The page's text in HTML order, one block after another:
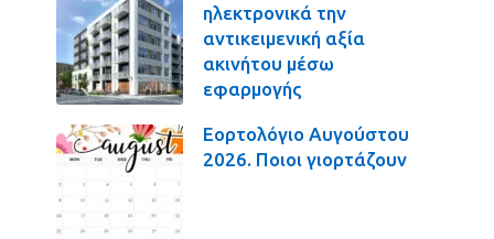
ηλεκτρονικά την
αντικειμενική αξία
ακινήτου μέσω
εφαρμογής
Εορτολόγιο Αυγούστου
2026. Ποιοι γιορτάζουν